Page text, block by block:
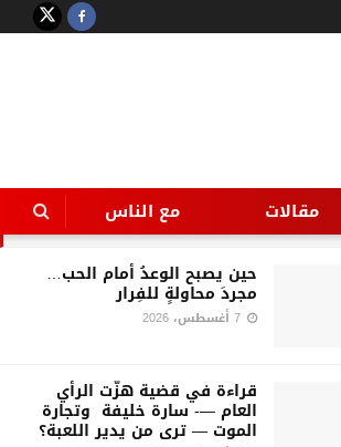
LATEST
الإدارية بجامعة اسيوط
حين يصبح الوعدُ أمام الحب…
مجردَ محاولةٍ للفِرار
قراءة في قضية هزّت الرأي
العام —- سارة خليفة وتجارة
الموت — ترى من يدير اللعبة؟
مقالات مع الناس